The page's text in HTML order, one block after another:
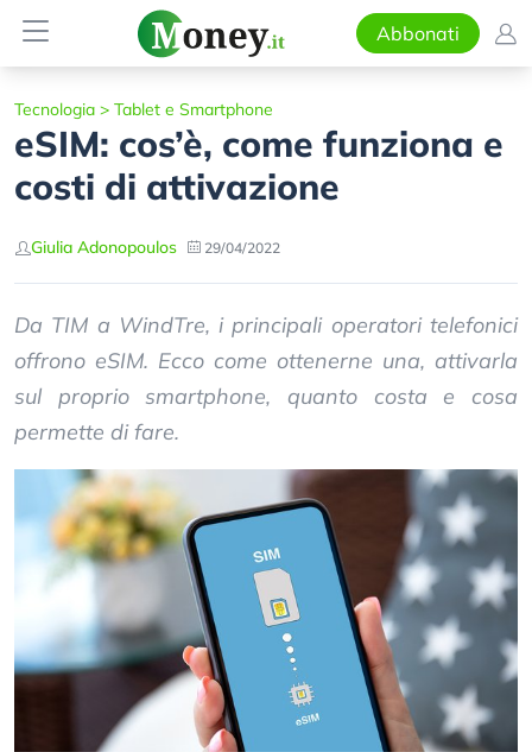
Abbonati
Tecnologia > Tablet e Smartphone
eSIM: cos’è, come funziona e
costi di attivazione
Giulia Adonopoulos 29/04/2022
Da TIM a WindTre, i principali operatori telefonici
offrono eSIM. Ecco come ottenerne una, attivarla
sul proprio smartphone, quanto costa e cosa
permette di fare.